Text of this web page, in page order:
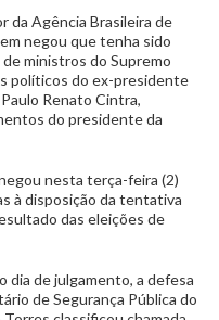
da Agência Brasileira de
negou que tenha sido
ministros do Supremo
políticos do ex-presidente
Renato Cintra,
do presidente da
nesta terça-feira (2)
à disposição da tentativa
das eleições de
dia de julgamento, a defesa
de Segurança Pública do